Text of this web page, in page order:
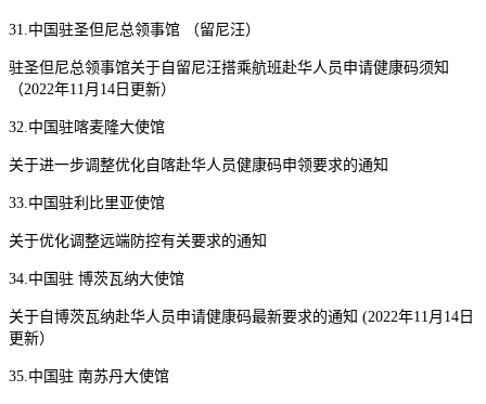
31.中国驻圣但尼总领事馆 （留尼汪）
驻圣但尼总领事馆关于自留尼汪搭乘航班赴华人员申请健康码须知
（2022年11月14日更新）
32.中国驻喀麦隆大使馆
关于进一步调整优化自喀赴华人员健康码申领要求的通知
33.中国驻利比里亚使馆
关于优化调整远端防控有关要求的通知
34.中国驻 博茨瓦纳大使馆
关于自博茨瓦纳赴华人员申请健康码最新要求的通知 (2022年11月14日
更新）
35.中国驻 南苏丹大使馆